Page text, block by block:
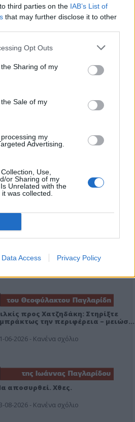
third parties on the IAB’s List of
that may further disclose it to other
Opt Outs
Sharing of my
Sale of my
my
Advertising.
Use,
or Sharing of my
Unrelated with the
was collected.
Data Access Privacy Policy
Παππάς, εκεί Παππάς, που είναι
26-07-2026 - Κανένα σχόλιο
προς Χατζηδάκη: Στηρίξτε
την περιφέρεια – μειώσ…
06-2026 - Κανένα σχόλιο
αποσυρθεί. Χθες.
08-2026 - Κανένα σχόλιο